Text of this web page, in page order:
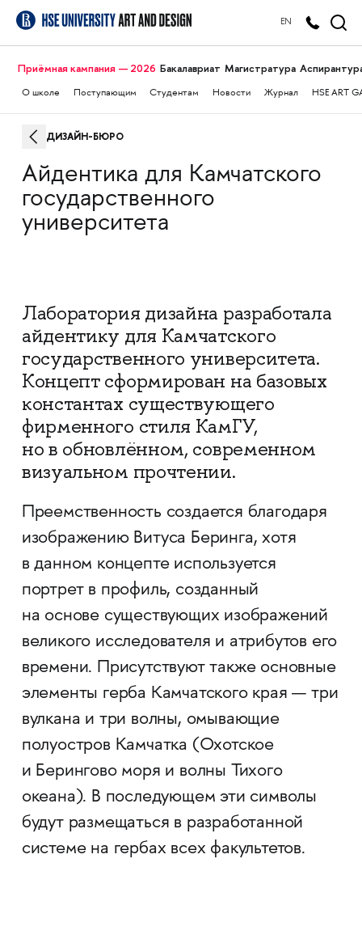
EN
Приёмная кампания — 2026 Бакалавриат Магистратура
О школе Поступающим Студентам Новости Журнал HSE ART
ДИЗАЙН-БЮРО
Айдентика для Камчатского
государственного
университета
Лаборатория дизайна разработала
айдентику для Камчатского
государственного университета.
Концепт сформирован на базовых
константах существующего
фирменного стиля КамГУ,
но в обновлённом, современном
визуальном прочтении.
Преемственность создается благодаря
изображению Витуса Беринга, хотя
в данном концепте используется
портрет в профиль, созданный
на основе существующих изображений
великого исследователя и атрибутов его
времени. Присутствуют также основные
элементы герба Камчатского края — три
вулкана и три волны, омывающие
полуостров Камчатка (Охотское
и Берингово моря и волны Тихого
океана). В последующем эти символы
будут размещаться в разработанной
системе на гербах всех факультетов.